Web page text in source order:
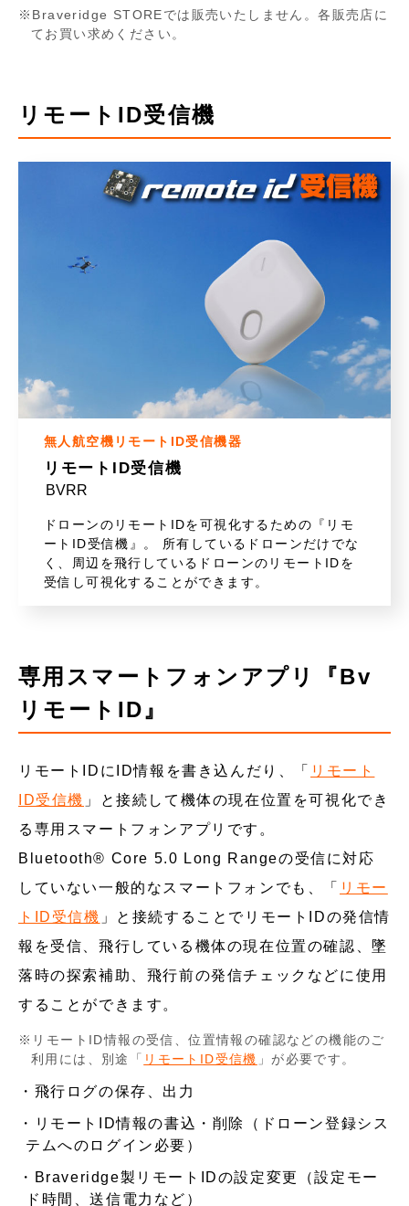
Braveridge STOREでは販売いたしません。各販売店に
てお買い求めください。
リモートID受信機
無人航空機リモートID受信機器
リモートID受信機
BVRR
ドローンのリモートIDを可視化するための『リモ
ートID受信機』。 所有しているドローンだけでな
く、周辺を飛行しているドローンのリモートIDを
受信し可視化することができます。
専用スマートフォンアプリ『Bv
リモートID』
リモートIDにID情報を書き込んだり、「
リモート
ID受信機 」と接続して機体の現在位置を可視化でき
る専用スマートフォンアプリです。
Bluetooth® Core 5.0 Long Rangeの受信に対応
していない一般的なスマートフォンでも、「
リモー
トID受信機 」と接続することでリモートIDの発信情
報を受信、飛行している機体の現在位置の確認、墜
落時の探索補助、飛行前の発信チェックなどに使用
することができます。
リモートID情報の受信、位置情報の確認などの機能のご
利用には、別途「 リモートID受信機 」が必要です。
飛行ログの保存、出力
リモートID情報の書込・削除（ドローン登録シス
テムへのログイン必要）
Braveridge製リモートIDの設定変更（設定モー
ド時間、送信電力など）